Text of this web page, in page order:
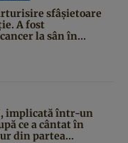
sfâșietoare
A fost
la sân în...
implicată într-un
ce a cântat în
din partea...